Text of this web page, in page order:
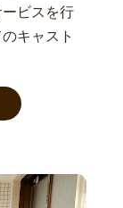
ビスを行
キャスト